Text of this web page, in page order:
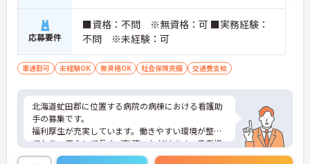
応募要件
■資格：不問 ※無資格：可 ■実務経験：
不問 ※未経験：可
車通勤可 未経験OK 無資格OK 社会保険完備 交通費支給
北海道虻田郡に位置する病院の病棟における看護助
手の募集です。
福利厚生が充実しています。働きやすい環境が整っ
ており、安心して長くご勤務いただけます。患者様
に寄り添って、その方に合わせた介護・ケアを行っ